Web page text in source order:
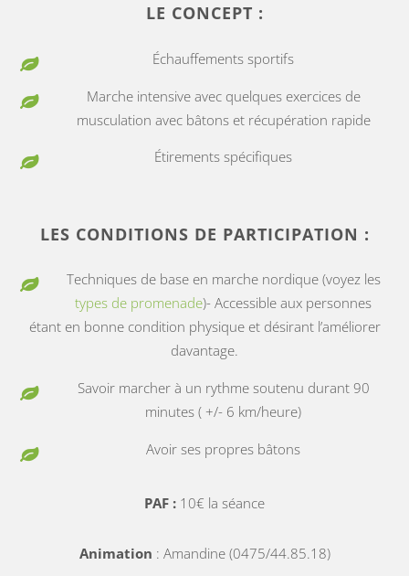
LE CONCEPT :
Échauffements sportifs
Marche intensive avec quelques exercices de
musculation avec bâtons et récupération rapide
Étirements spécifiques
LES CONDITIONS DE PARTICIPATION :
Techniques de base en marche nordique (voyez les
types de promenade)- Accessible aux personnes
étant en bonne condition physique et désirant l’améliorer
davantage.
Savoir marcher à un rythme soutenu durant 90
minutes ( +/- 6 km/heure)
Avoir ses propres bâtons
PAF : 10€ la séance
Animation : Amandine (0475/44.85.18)